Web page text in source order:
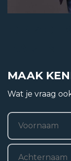
Energieklasse
Functie
Kantoorruimte
Kantoorruimte
485 m2
MAAK
Wat je vraag
Naam
Voornaam